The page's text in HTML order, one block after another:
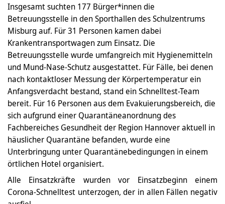
Insgesamt suchten 177 Bürger*innen die
Betreuungsstelle in den Sporthallen des Schulzentrums
Misburg auf. Für 31 Personen kamen dabei
Krankentransportwagen zum Einsatz. Die
Betreuungsstelle wurde umfangreich mit Hygienemitteln
und Mund-Nase-Schutz ausgestattet. Für Fälle, bei denen
nach kontaktloser Messung der Körpertemperatur ein
Anfangsverdacht bestand, stand ein Schnelltest-Team
bereit. Für 16 Personen aus dem Evakuierungsbereich, die
sich aufgrund einer Quarantäneanordnung des
Fachbereiches Gesundheit der Region Hannover aktuell in
häuslicher Quarantäne befanden, wurde eine
Unterbringung unter Quarantänebedingungen in einem
örtlichen Hotel organisiert.
Alle Einsatzkräfte wurden vor Einsatzbeginn einem
Corona-Schnelltest unterzogen, der in allen Fällen negativ